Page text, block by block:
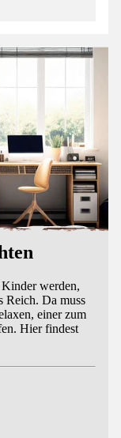
werden,
Reich. Da muss
einer zum
Hier findest